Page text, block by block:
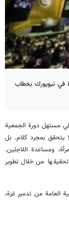
في نيويورك بخطاب
في مستهل دورة الجمعية
يتحقق بمجرد كلام. بل
ومساعدة اللاجئين.
من خلال تطوير
العامة من تدمير غزة،